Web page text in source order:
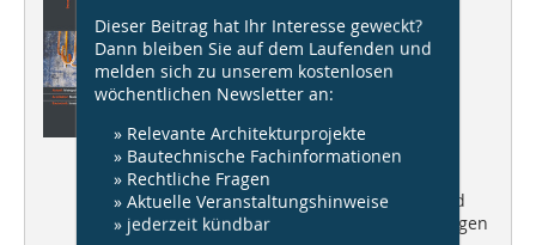
DBZ 02/2011
Sanierung & Umnutzung
Ergänzen, reparieren, neu
Aktuell:Metropol Parasol
Architektur:Modernisierung und
Erweiterung der Stadthalle Balingen
Dieser Beitrag hat Ihr Interesse geweckt?
Dann bleiben Sie auf dem Laufenden und
melden sich zu unserem kostenlosen
wöchentlichen Newsletter an:
» Relevante Architekturprojekte
» Bautechnische Fachinformationen
» Rechtliche Fragen
» Aktuelle Veranstaltungshinweise
» jederzeit kündbar